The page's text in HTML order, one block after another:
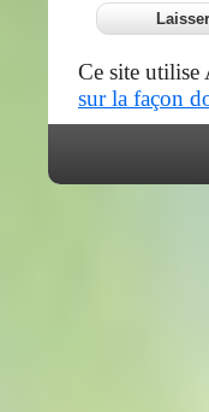
Ce site utilise
sur la façon